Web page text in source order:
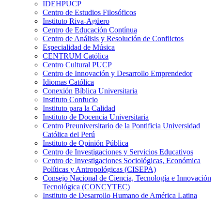
IDEHPUCP
Centro de Estudios Filosóficos
Instituto Riva-Agüero
Centro de Educación Contínua
Centro de Análisis y Resolución de Conflictos
Especialidad de Música
CENTRUM Católica
Centro Cultural PUCP
Centro de Innovación y Desarrollo Emprendedor
Idiomas Católica
Conexión Bíblica Universitaria
Instituto Confucio
Instituto para la Calidad
Instituto de Docencia Universitaria
Centro Preuniversitario de la Pontificia Universidad
Católica del Perú
Instituto de Opinión Pública
Centro de Investigaciones y Servicios Educativos
Centro de Investigaciones Sociológicas, Económica
Políticas y Antropológicas (CISEPA)
Consejo Nacional de Ciencia, Tecnología e Innovación
Tecnológica (CONCYTEC)
Instituto de Desarrollo Humano de América Latina